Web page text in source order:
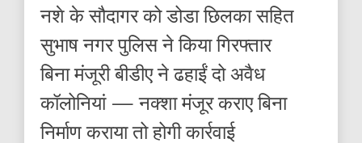
नशे के सौदागर को डोडा छिलका सहित
सुभाष नगर पुलिस ने किया गिरफ्तार
बिना मंजूरी बीडीए ने ढहाईं दो अवैध
कॉलोनियां — नक्शा मंजूर कराए बिना
निर्माण कराया तो होगी कार्रवाई